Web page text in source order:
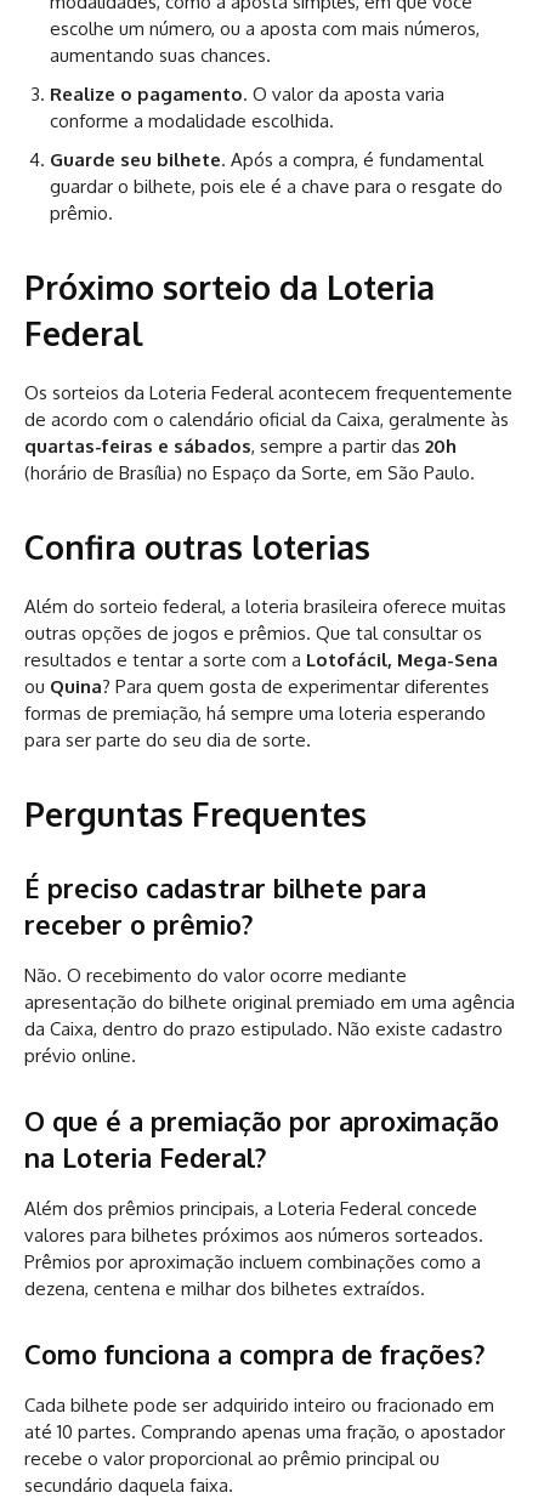
escolhe um número, ou a aposta com mais números,
aumentando suas chances.
Realize o pagamento. O valor da aposta varia
conforme a modalidade escolhida.
Guarde seu bilhete. Após a compra, é fundamental
guardar o bilhete, pois ele é a chave para o resgate do
prêmio.
Próximo sorteio da Loteria
Federal
Os sorteios da Loteria Federal acontecem frequentemente
de acordo com o calendário oficial da Caixa, geralmente às
quartas-feiras e sábados, sempre a partir das 20h
(horário de Brasília) no Espaço da Sorte, em São Paulo.
Confira outras loterias
Além do sorteio federal, a loteria brasileira oferece muitas
outras opções de jogos e prêmios. Que tal consultar os
resultados e tentar a sorte com a Lotofácil, Mega-Sena
ou Quina? Para quem gosta de experimentar diferentes
formas de premiação, há sempre uma loteria esperando
para ser parte do seu dia de sorte.
Perguntas Frequentes
É preciso cadastrar bilhete para
receber o prêmio?
Não. O recebimento do valor ocorre mediante
apresentação do bilhete original premiado em uma agência
da Caixa, dentro do prazo estipulado. Não existe cadastro
prévio online.
O que é a premiação por aproximação
na Loteria Federal?
Além dos prêmios principais, a Loteria Federal concede
valores para bilhetes próximos aos números sorteados.
Prêmios por aproximação incluem combinações como a
dezena, centena e milhar dos bilhetes extraídos.
Como funciona a compra de frações?
Cada bilhete pode ser adquirido inteiro ou fracionado em
até 10 partes. Comprando apenas uma fração, o apostador
recebe o valor proporcional ao prêmio principal ou
secundário daquela faixa.